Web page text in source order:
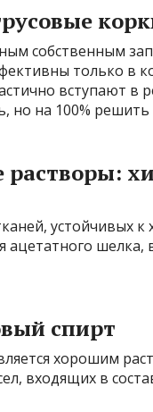
собственным
только в
вступают в
но на 100%
устойчивых к
ацетатного
спирт
хорошим
входящих в